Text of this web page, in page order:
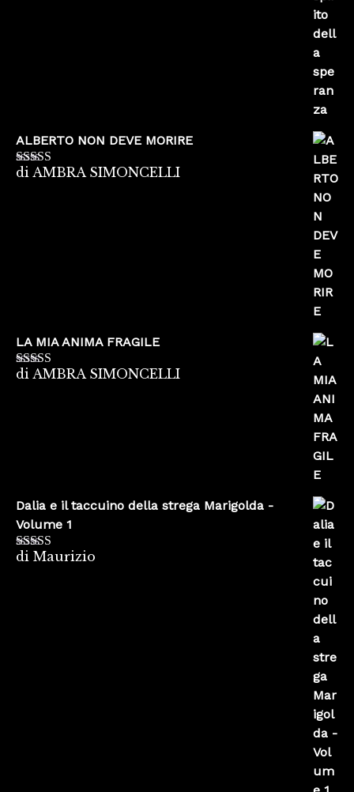
ALBERTO NON DEVE MORIRE
Valutato5su
di AMBRA SIMONCELLI
LA MIA ANIMA FRAGILE
Valutato5su
di AMBRA SIMONCELLI
Dalia e il taccuino della strega Marigolda -
Volume 1
Valutato4
di Maurizio